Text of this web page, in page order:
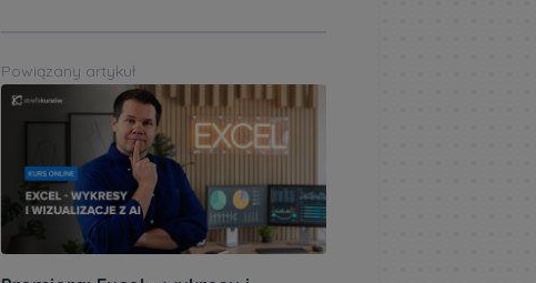
Powiązany artykuł